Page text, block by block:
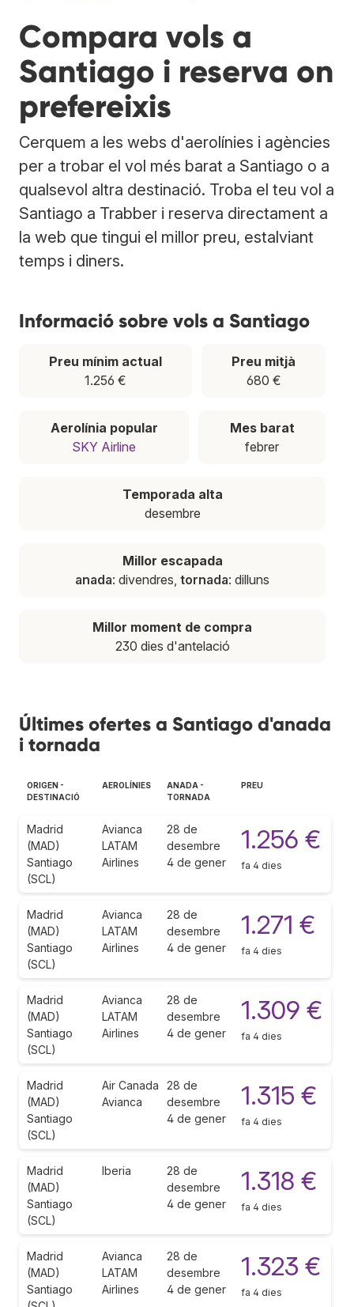
Compara vols a
Santiago i reserva on
prefereixis
Cerquem a les webs d'aerolínies i agències
per a trobar el vol més barat a Santiago o a
qualsevol altra destinació. Troba el teu vol a
Santiago a Trabber i reserva directament a
la web que tingui el millor preu, estalviant
temps i diners.
Informació sobre vols a Santiago
Preu mínim actual
1.256 €
Preu mitjà
680 €
Aerolínia popular
SKY Airline
Mes barat
febrer
Temporada alta
desembre
Millor escapada
anada: divendres, tornada: dilluns
Millor moment de compra
230 dies d'antelació
Últimes ofertes a Santiago d'anada
i tornada
ORIGEN -
DESTINACIÓ
AEROLÍNIES
ANADA -
TORNADA
PREU
Madrid
(MAD)
Santiago
(SCL)
Avianca
LATAM
Airlines
28 de
desembre
4 de gener
1.256 €
fa 4 dies
Madrid
(MAD)
Santiago
(SCL)
Avianca
LATAM
Airlines
28 de
desembre
4 de gener
1.271 €
fa 4 dies
Madrid
(MAD)
Santiago
(SCL)
Avianca
LATAM
Airlines
28 de
desembre
4 de gener
1.309 €
fa 4 dies
Madrid
(MAD)
Santiago
(SCL)
Air Canada
Avianca
28 de
desembre
4 de gener
1.315 €
fa 4 dies
Madrid
(MAD)
Santiago
(SCL)
Iberia
28 de
desembre
4 de gener
1.318 €
fa 4 dies
Madrid
(MAD)
Santiago
Avianca
LATAM
Airlines
28 de
desembre
4 de gener
1.323 €
fa 4 dies